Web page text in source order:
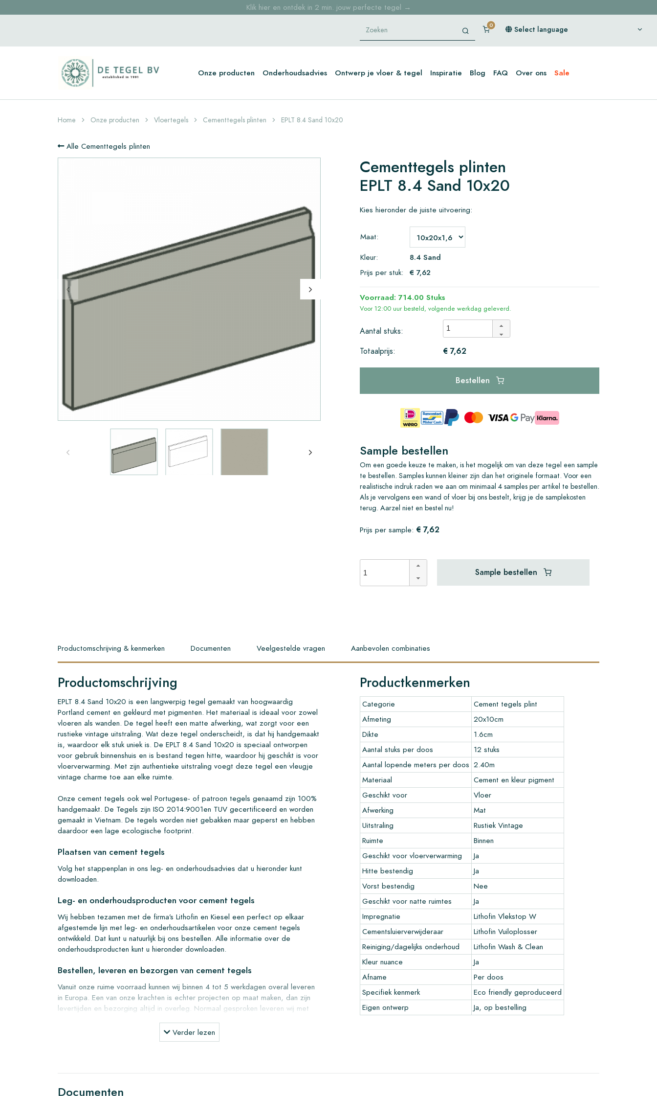
Klik hier en ontdek in 2 min. jouw perfecte tegel →
Sample bestellingen vanaf €30,- gratis thuisbezorgd
Voorraaditems binnen 2 werkdagen geleverd in NL en BE Select language
Onze producten Onderhoudsadvies Ontwerp je vloer & tegel Inspiratie Blog FAQ Over ons Sale
Home Onze producten Vloertegels Cementtegels plinten EPLT 8.4 Sand 10x20
Alle Cementtegels plinten
Cementtegels plinten
EPLT 8.4 Sand 10x20
Kies hieronder de juiste uitvoering:
Maat:
Kleur:
8.4 Sand
Prijs per stuk:
€ 7,62
Voorraad: 714.00 Stuks
Voor 12:00 uur besteld, volgende werkdag geleverd.
Aantal stuks:
Totaalprijs:
€ 7,62
Bestellen
Sample bestellen
Om een goede keuze te maken, is het mogelijk om van deze tegel een sample
te bestellen. Samples kunnen kleiner zijn dan het originele formaat. Voor een
realistische indruk raden we aan om minimaal 4 samples per artikel te bestellen.
Als je vervolgens een wand of vloer bij ons bestelt, krijg je de samplekosten
terug. Aarzel niet en bestel nu!
Prijs per sample: € 7,62
Sample bestellen
Productomschrijving & kenmerken Documenten Veelgestelde vragen Aanbevolen combinaties
Productomschrijving
EPLT 8.4 Sand 10x20 is een langwerpig tegel gemaakt van hoogwaardig
Portland cement en gekleurd met pigmenten. Het materiaal is ideaal voor zowel
vloeren als wanden. De tegel heeft een matte afwerking, wat zorgt voor een
rustieke vintage uitstraling. Wat deze tegel onderscheidt, is dat hij handgemaakt
is, waardoor elk stuk uniek is. De EPLT 8.4 Sand 10x20 is speciaal ontworpen
voor gebruik binnenshuis en is bestand tegen hitte, waardoor hij geschikt is voor
vloerverwarming. Met zijn authentieke uitstraling voegt deze tegel een vleugje
vintage charme toe aan elke ruimte.
Onze cement tegels ook wel Portugese- of patroon tegels genaamd zijn 100%
handgemaakt. De Tegels zijn ISO 2014:9001en TUV gecertificeerd en worden
gemaakt in Vietnam. De tegels worden niet gebakken maar geperst en hebben
daardoor een lage ecologische footprint.
Plaatsen van cement tegels
Volg het stappenplan in ons leg- en onderhoudsadvies dat u hieronder kunt
downloaden.
Leg- en onderhoudsproducten voor cement tegels
Wij hebben tezamen met de firma’s Lithofin en Kiesel een perfect op elkaar
afgestemde lijn met leg- en onderhoudsartikelen voor onze cement tegels
ontwikkeld. Dat kunt u natuurlijk bij ons bestellen. Alle informatie over de
onderhoudsproducten kunt u hieronder downloaden.
Bestellen, leveren en bezorgen van cement tegels
Vanuit onze ruime voorraad kunnen wij binnen 4 tot 5 werkdagen overal leveren
in Europa. Een van onze krachten is echter projecten op maat maken, dan zijn
levertijden en bezorging altijd in overleg. Normaal gesproken leveren wij met
Alkmaar. Retourneren van tegels is altijd in volle onbeschadigde dozen en op
voren een paar voorbeelden/samples te bestellen. De sample kosten worden
Verder lezen
Productkenmerken
Categorie
Cement tegels plint
Afmeting
20x10cm
Dikte
1.6cm
Aantal stuks per doos
12 stuks
Aantal lopende meters per doos 2.40m
Materiaal
Cement en kleur pigment
Geschikt voor
Vloer
Afwerking
Mat
Uitstraling
Rustiek Vintage
Ruimte
Binnen
Geschikt voor vloerverwarming
Ja
Hitte bestendig
Ja
Vorst bestendig
Nee
Geschikt voor natte ruimtes
Ja
Impregnatie
Lithofin Vlekstop W
Cementsluierverwijderaar
Lithofin Vuiloplosser
Reiniging/dagelijks onderhoud
Lithofin Wash & Clean
Kleur nuance
Ja
Afname
Per doos
Specifiek kenmerk
Eco friendly geproduceerd
Eigen ontwerp
Ja, op bestelling
Documenten